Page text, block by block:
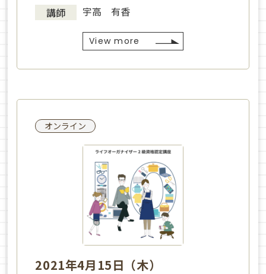
講師
宇高 有香
View more
オンライン
2021年4月15日（木）